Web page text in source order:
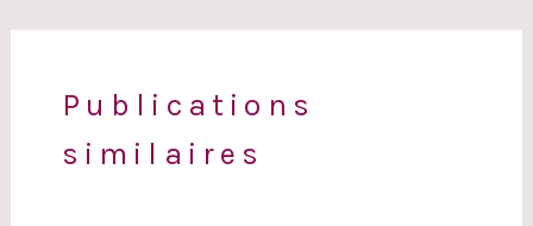
Publications
similaires